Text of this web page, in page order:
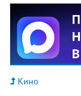
Кино